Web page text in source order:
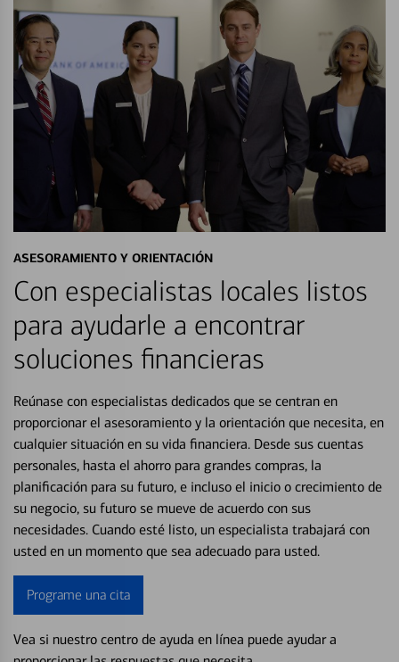
ASESORAMIENTO Y ORIENTACIÓN
Con especialistas locales listos
para ayudarle a encontrar
soluciones financieras
Reúnase con especialistas dedicados que se centran en
proporcionar el asesoramiento y la orientación que necesita, en
cualquier situación en su vida financiera. Desde sus cuentas
personales, hasta el ahorro para grandes compras, la
planificación para su futuro, e incluso el inicio o crecimiento de
su negocio, su futuro se mueve de acuerdo con sus
necesidades. Cuando esté listo, un especialista trabajará con
usted en un momento que sea adecuado para usted.
Programe una cita
Vea si nuestro centro de ayuda en línea puede ayudar a